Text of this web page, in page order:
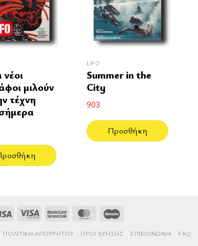
νέοι
μιλούν
τέχνη
LIFO
Summer in the
City
903
Προσθήκη
Visa
Visa
MasterCardMasterCard
ΠΟΛΙΤΙΚΉ ΑΠΟΡΡΉΤΟΥ ΌΡΟΙ ΧΡΉΣΗΣ ΕΠΙΚΟΙΝΩΝΊΑ FAQ